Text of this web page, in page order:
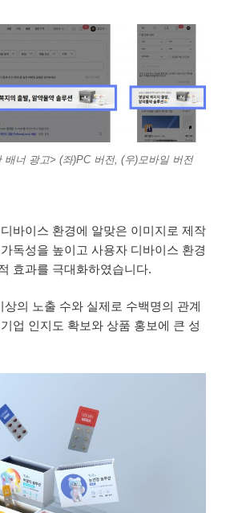
배너 광고> (좌)PC 버전, (우)모바일 버전
바이스 환경에 알맞은 이미지로 제작
독성을 높이고 사용자 디바이스 환경
효과를 극대화하였습니다.
상의 노출 수와 실제로 수백명의 관계
업 인지도 확보와 상품 홍보에 큰 성